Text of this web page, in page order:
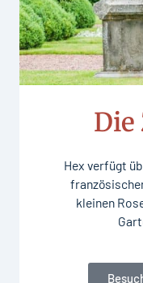
Die
Hex verfügt
kleinen